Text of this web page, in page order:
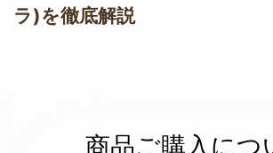
ラ)を徹底解説
商品ご購入につ